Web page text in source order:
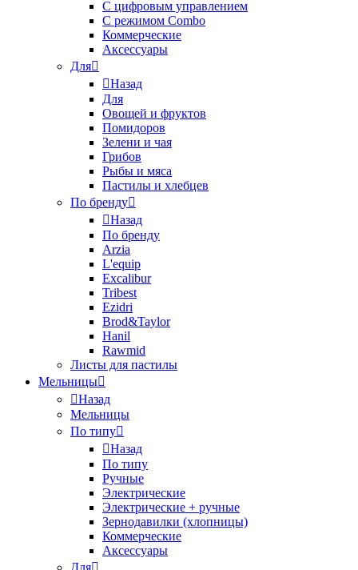
С цифровым управлением
С режимом Combo
Коммерческие
Аксессуары
Для
Назад
Для
Овощей и фруктов
Помидоров
Зелени и чая
Грибов
Рыбы и мяса
Пастилы и хлебцев
По бренду
Назад
По бренду
Arzia
L'equip
Excalibur
Tribest
Ezidri
Brod&Taylor
Hanil
Rawmid
Листы для пастилы
Мельницы
Назад
Мельницы
По типу
Назад
По типу
Ручные
Электрические
Электрические + ручные
Зернодавилки (хлопницы)
Коммерческие
Аксессуары
Для